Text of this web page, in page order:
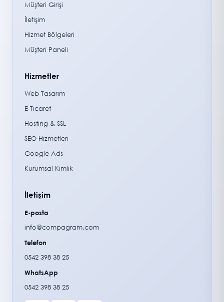
Müşteri Girişi
İletişim
Hizmet Bölgeleri
Müşteri Paneli
Hizmetler
Web Tasarım
E-Ticaret
Hosting & SSL
SEO Hizmetleri
Google Ads
Kurumsal Kimlik
İletişim
E-posta
info@compagram.com
Telefon
0542 398 38 25
WhatsApp
0542 398 38 25